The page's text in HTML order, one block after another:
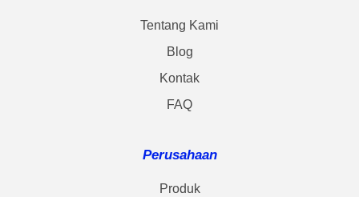
Tentang Kami
Blog
Kontak
FAQ
Perusahaan
Produk